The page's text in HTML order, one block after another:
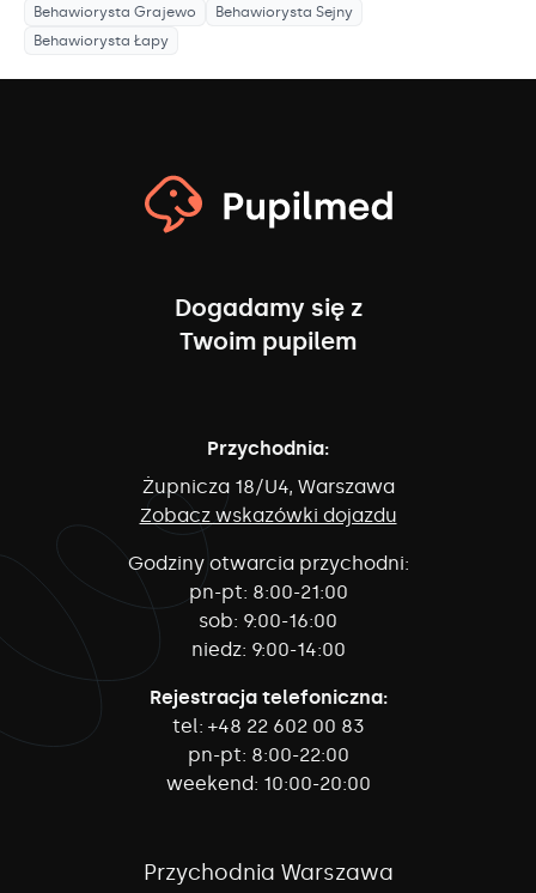
Behawiorysta Grajewo Behawiorysta Sejny
Behawiorysta Łapy
Dogadamy się z
Twoim pupilem
Przychodnia:
Żupnicza 18/U4, Warszawa
Zobacz wskazówki dojazdu
Godziny otwarcia przychodni:
pn-pt: 8:00-21:00
sob: 9:00-16:00
niedz: 9:00-14:00
Rejestracja telefoniczna:
tel: +48 22 602 00 83
pn-pt: 8:00-22:00
weekend: 10:00-20:00
Przychodnia Warszawa